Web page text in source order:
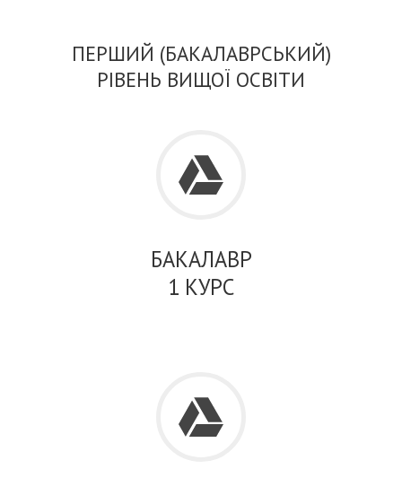
ПЕРШИЙ (БАКАЛАВРСЬКИЙ)
РІВЕНЬ ВИЩОЇ ОСВІТИ
БАКАЛАВР
1 КУРС